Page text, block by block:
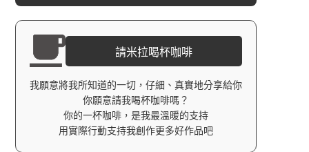
請米拉喝杯咖啡
我願意將我所知道的一切，仔細、真實地分享給你
你願意請我喝杯咖啡嗎？
你的一杯咖啡，是我最溫暖的支持
用實際行動支持我創作更多好作品吧